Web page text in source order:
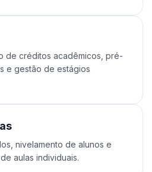
de créditos acadêmicos, pré-
e gestão de estágios
nivelamento de alunos e
aulas individuais.